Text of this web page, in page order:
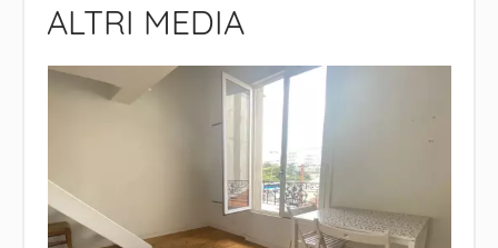
ALTRI MEDIA